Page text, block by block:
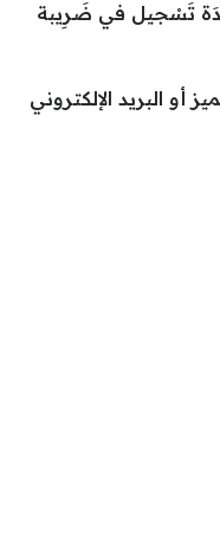
تَسْجيل في ضَرِيبة
أو البريد الإلكتروني